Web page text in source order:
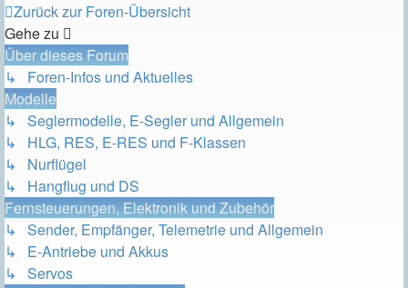
Zurück zur Foren-Übersicht
Gehe zu
Über dieses Forum
↳ Foren-Infos und Aktuelles
Modelle
↳ Seglermodelle, E-Segler und Allgemein
↳ HLG, RES, E-RES und F-Klassen
↳ Nurflügel
↳ Hangflug und DS
Fernsteuerungen, Elektronik und Zubehör
↳ Sender, Empfänger, Telemetrie und Allgemein
↳ E-Antriebe und Akkus
↳ Servos